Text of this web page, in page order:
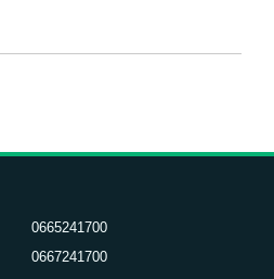
0665241700
0667241700